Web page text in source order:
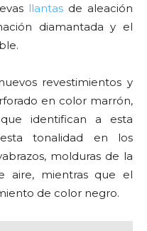
llantas de aleación
diamantada y el
revestimientos y
en color marrón,
identifican a esta
tonalidad en los
molduras de la
aire, mientras que el
de color negro.